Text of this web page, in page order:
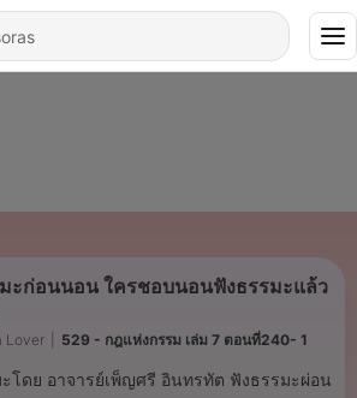
ะก่อนนอน ใครชอบนอนฟังธรรมะแล้ว
Lover 529 - กฎแห่งกรรม เล่ม 7 ตอนที่240- 1
โดย อาจารย์เพ็ญศรี อินทรทัต ฟังธรรมะผ่อน